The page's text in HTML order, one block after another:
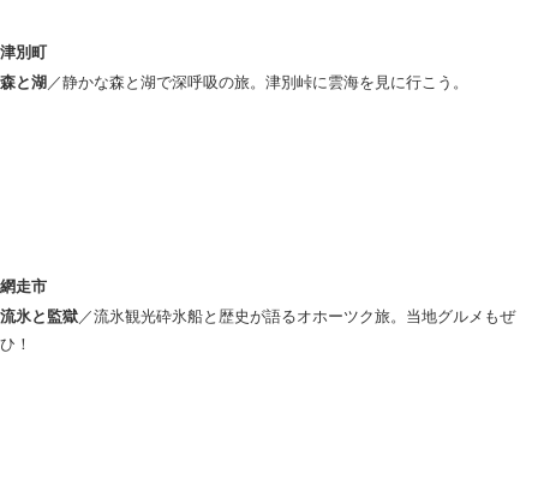
津別町
森と湖 ／静かな森と湖で深呼吸の旅。津別峠に雲海を見に行こう。
網走市
流氷と監獄／流氷観光砕氷船と歴史が語るオホーツク旅。当地グルメもぜ
ひ！